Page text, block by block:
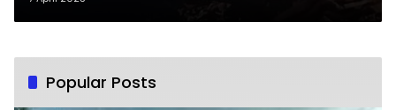
Popular Posts